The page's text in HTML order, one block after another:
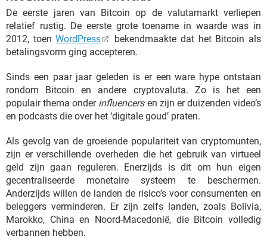
De eerste jaren van Bitcoin op de valutamarkt verliepen
relatief rustig. De eerste grote toename in waarde was in
2012, toenWordPress
bekendmaakte dat het Bitcoin als
betalingsvorm ging accepteren.
Sinds een paar jaar geleden is er een ware hype ontstaan
rondom Bitcoin en andere cryptovaluta. Zo is het een
populair thema onder influencersen zijn er duizenden video’s
en podcasts die over het ‘digitale goud’ praten.
Als gevolg van de groeiende populariteit van cryptomunten,
zijn er verschillende overheden die het gebruik van virtueel
geld zijn gaan reguleren. Enerzijds is dit om hun eigen
gecentraliseerde monetaire systeem te beschermen.
Anderzijds willen de landen de risico’s voor consumenten en
beleggers verminderen. Er zijn zelfs landen, zoals Bolivia,
Marokko, China en Noord-Macedonië, die Bitcoin volledig
verbannen hebben.